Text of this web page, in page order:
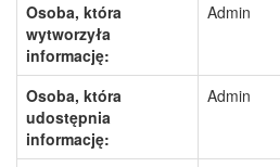
Osoba, która
wytworzyła
informację:
Admin
Osoba, która
udostępnia
informację:
Admin